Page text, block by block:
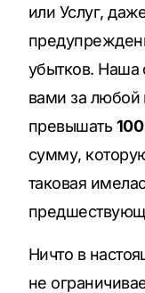
или Услуг,
убытков. Наша
вами за
превышать
сумму,
таковая
Ничто в
не